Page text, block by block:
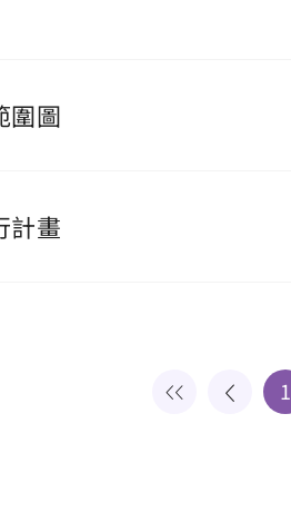
圍圖
計畫
1